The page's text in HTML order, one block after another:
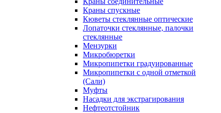
Краны спускные
Кюветы стеклянные оптические
Лопаточки стеклянные, палочки
стеклянные
Мензурки
Микробюретки
Микропипетки градуированные
Микропипетки с одной отметкой
(Сали)
Муфты
Насадки для экстрагирования
Нефтеотстойник